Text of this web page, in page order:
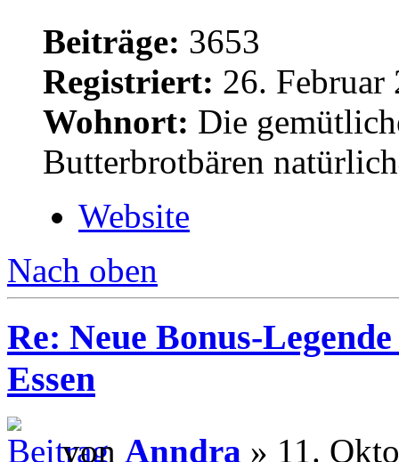
Beiträge: 3653
Registriert: 26. Februar
Wohnort: Die
Butterbrotbären
Website
Nach oben
Re: Neue Bonus-
Essen
von Anndra » 11.